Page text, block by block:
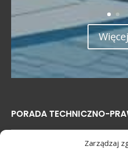
Zarządzaj
Więcej
PORADA TECHNICZNO-
DE+49 1603388333